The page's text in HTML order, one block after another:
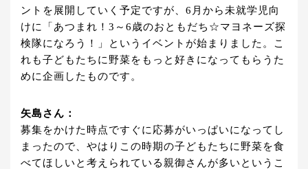
ントを展開していく予定ですが、6月から未就学児向
けに「あつまれ！3～6歳のおともだち☆マヨネーズ探
検隊になろう！」というイベントが始まりました。こ
れも子どもたちに野菜をもっと好きになってもらうた
めに企画したものです。
矢島さん：
募集をかけた時点ですぐに応募がいっぱいになってし
まったので、やはりこの時期の子どもたちに野菜を食
べてほしいと考えられている親御さんが多いというこ